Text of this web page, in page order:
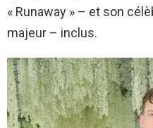
« Runaway » – et son
majeur – inclus.